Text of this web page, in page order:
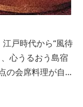
戸時代から“風待
心うるおう島宿
の会席料理が自
は、伊勢志摩最